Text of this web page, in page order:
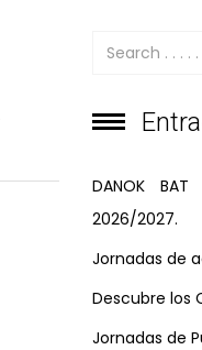
DANOK BAT
2026/2027.
Jornadas de
Descubre los
Jornadas de